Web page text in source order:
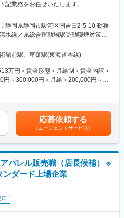
業務
記業務をお任せいたします。
ソン化粧品の特約店にて、お越しいただ
事販売をお任せいたします。
普段弊社特約店のサロンに通われてい
のお客様へ催事販売のスタイルで宝飾
エリアに合わせ決定します。
てジュエリーフェアを開催し、お客様
とがございますので、出張が発生しま
、ピアス、ブローチなどジュエリーの
品揃えをご用意し、お客様のニーズに
が「手に取って試せる」ことも特徴で
て：
なに貫き通してきた高品質へのこだわ
品の8割以上が医薬部外品に認可されて
静岡県静岡市駿河区国吉田2-5-10 勤務
水線／県総合運動場駅受動喫煙対策：
館前駅、草薙駅(東海道本線)
万円＜賃金形態＞月給制＜賃金内訳＞
円～300,000円＜月給＞200,000円～
額であり、選考を通じて上下する可能
)は固定手当を含めた表記です。
応募依頼する
（エージェントサービス）
パレル販売職（店長候補） ※
ンダード上場企業
用